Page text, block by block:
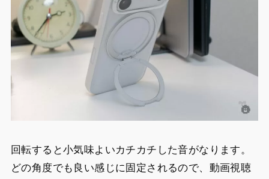
回転すると小気味よいカチカチした音がなります。
どの角度でも良い感じに固定されるので、動画視聴